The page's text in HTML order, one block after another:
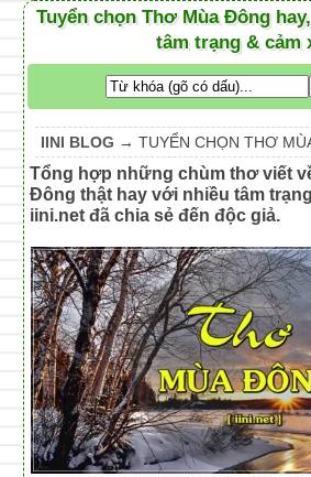
Tuyển chọn Thơ Mùa Đông
tâm trạng & cảm
IINI BLOG →TUYỂN CHỌN THƠ MÙA ĐÔNG HAY, LÃNG
Tổng hợp những chùm thơ viết
Đông thật hay với nhiều tâm
iini.net đã chia sẻ đến độc giả.